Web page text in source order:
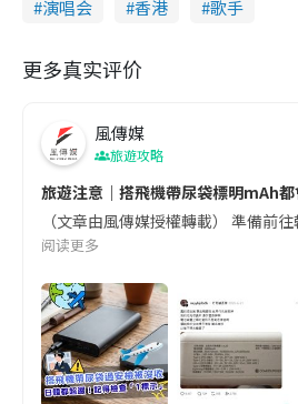
演唱会 香港 歌手
更多真实评价
風傳媒
旅遊攻略
旅遊注意｜搭飛機帶尿袋標明mAh
（文章由風傳媒授權轉載） 準備
阅读更多